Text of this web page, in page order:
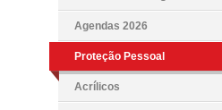
Agendas 2026
Proteção Pessoal
Acrílicos